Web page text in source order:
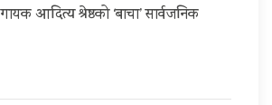
गायक आदित्य श्रेष्ठको ‘बाचा’ सार्वजनिक